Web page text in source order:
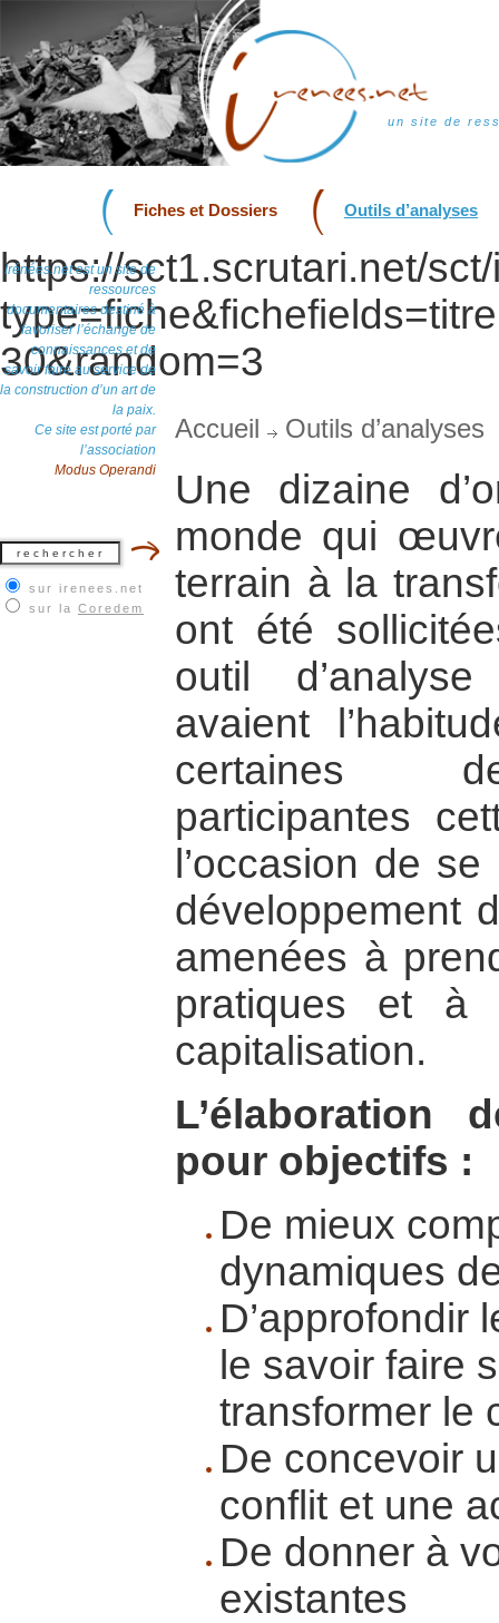
un site de
Fiches et Dossiers Outils d’analyses
Irénées.net est un site de
ressources
documentaires destiné à
favoriser l’échange de
connaissances et de
savoir faire au service de
la construction d’un art de
la paix.
Ce site est porté par
l’association
Modus Operandi
sur irenees.net
sur la Coredem
https://sct1.scrutari.net/
30&random=3
Accueil Outils d’analyses
Une dizaine
monde qui
terrain à la
ont été
outil
avaient
certaines
participantes
l’occasion de
développement
amenées à
pratiques et à
capitalisation.
L’élaboration
pour objectifs :
De mieux
dynamiques
D’approfondir
le savoir faire
transformer le
De concevoir
conflit et une
De donner à
existantes